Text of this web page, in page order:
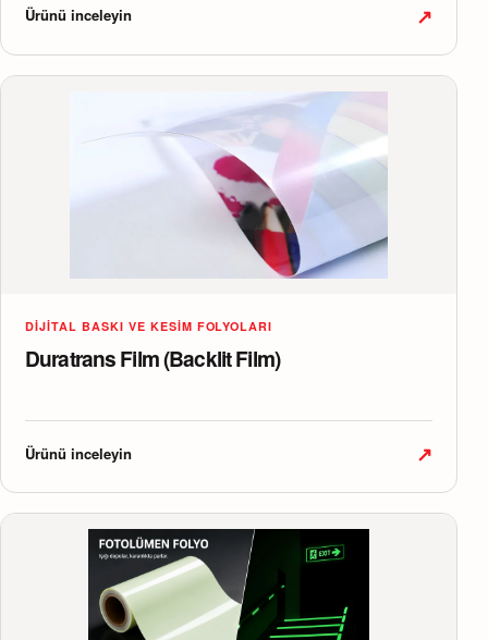
Ürünü inceleyin ↗
DIJITAL BASKI VE KESIM FOLYOLARI
Duratrans Film (Backlit Film)
Ürünü inceleyin ↗